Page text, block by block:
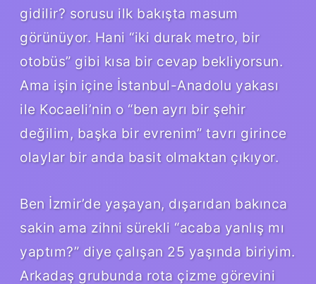
gidilir? sorusu ilk bakışta masum
görünüyor. Hani “iki durak metro, bir
otobüs” gibi kısa bir cevap bekliyorsun.
Ama işin içine İstanbul-Anadolu yakası
ile Kocaeli’nin o “ben ayrı bir şehir
değilim, başka bir evrenim” tavrı girince
olaylar bir anda basit olmaktan çıkıyor.
Ben İzmir’de yaşayan, dışarıdan bakınca
sakin ama zihni sürekli “acaba yanlış mı
yaptım?” diye çalışan 25 yaşında biriyim.
Arkadaş grubunda rota çizme görevini